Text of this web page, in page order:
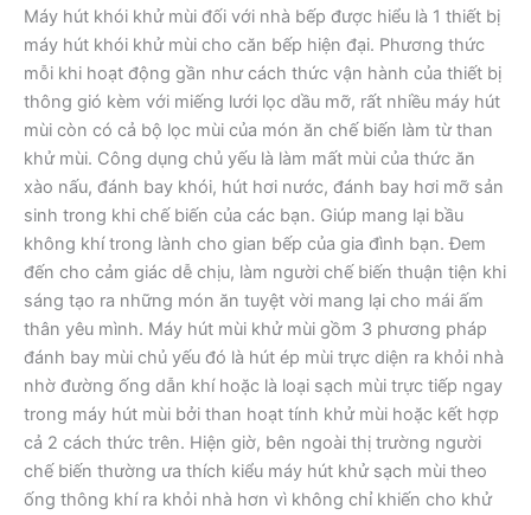
Máy hút khói khử mùi đối với nhà bếp được hiểu là 1 thiết bị
máy hút khói khử mùi cho căn bếp hiện đại. Phương thức
mỗi khi hoạt động gần như cách thức vận hành của thiết bị
thông gió kèm với miếng lưới lọc dầu mỡ, rất nhiều máy hút
mùi còn có cả bộ lọc mùi của món ăn chế biến làm từ than
khử mùi. Công dụng chủ yếu là làm mất mùi của thức ăn
xào nấu, đánh bay khói, hút hơi nước, đánh bay hơi mỡ sản
sinh trong khi chế biến của các bạn. Giúp mang lại bầu
không khí trong lành cho gian bếp của gia đình bạn. Đem
đến cho cảm giác dễ chịu, làm người chế biến thuận tiện khi
sáng tạo ra những món ăn tuyệt vời mang lại cho mái ấm
thân yêu mình. Máy hút mùi khử mùi gồm 3 phương pháp
đánh bay mùi chủ yếu đó là hút ép mùi trực diện ra khỏi nhà
nhờ đường ống dẫn khí hoặc là loại sạch mùi trực tiếp ngay
trong máy hút mùi bởi than hoạt tính khử mùi hoặc kết hợp
cả 2 cách thức trên. Hiện giờ, bên ngoài thị trường người
chế biến thường ưa thích kiểu máy hút khử sạch mùi theo
ống thông khí ra khỏi nhà hơn vì không chỉ khiến cho khử